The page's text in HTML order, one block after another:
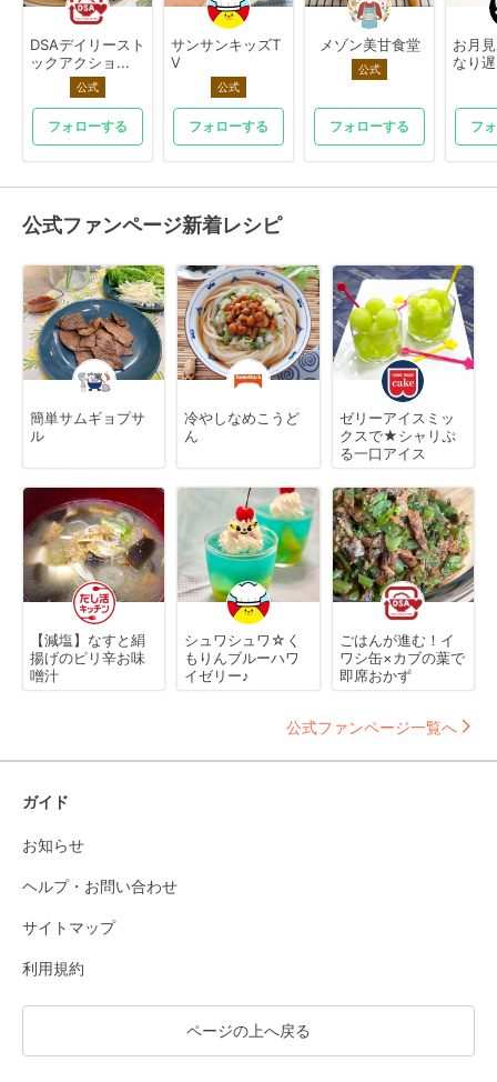
DSAデイリースト
ックアクショ...
公式
フォローする
サンサンキッズT
V
公式
フォローする
メゾン美甘食堂
公式
フォローする
お月
なり
フ
公式ファンページ新着レシピ
簡単サムギョプサ
ル
冷やしなめこうど
ん
ゼリーアイスミッ
クスで★シャリぷ
る一口アイス
【減塩】なすと絹
揚げのピリ辛お味
噌汁
シュワシュワ☆く
もりんブルーハワ
イゼリー♪
ごはんが進む！イ
ワシ缶×カブの葉で
即席おかず
公式ファンページ一覧へ
ガイド
お知らせ
ヘルプ・お問い合わせ
サイトマップ
利用規約
ページの上へ戻る